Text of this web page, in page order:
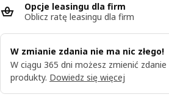
Opcje leasingu dla firm
Oblicz ratę leasingu dla firm
W zmianie zdania nie ma nic złego!
W ciągu 365 dni możesz zmienić
produkty. Dowiedz się więcej